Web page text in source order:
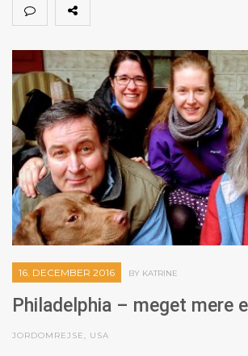
16. DECEMBER 2016 BY KATRINE
Philadelphia – meget mere
JORDOMREJSE, USA